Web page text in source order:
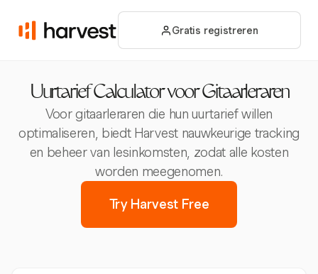
Gratis registreren
Uurtarief Calculator voor Gitaarleraren
Voor gitaarleraren die hun uurtarief willen
optimaliseren, biedt Harvest nauwkeurige tracking
en beheer van lesinkomsten, zodat alle kosten
worden meegenomen.
Try Harvest Free